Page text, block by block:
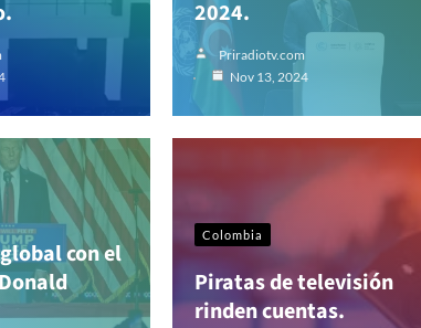
2024.
Priradiotv.com
Nov 13, 2024
con el
Colombia
Piratas de televisión
rinden cuentas.